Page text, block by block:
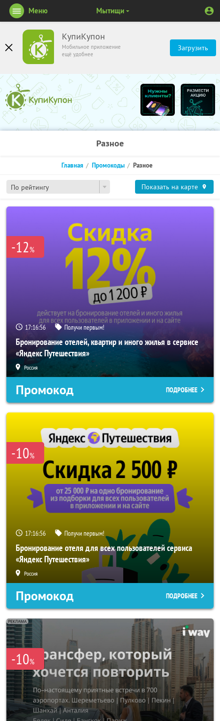
КупиКупон
Мобильное приложение
ещё удобнее
Загрузить
Меню Мытищи
Разное
По рейтингу
Главная Промокоды Разное
Показать на карте
-12%
17:16:55 Получи первым!
Бронирование отелей, квартир и иного жилья в сервисе
«Яндекс Путешествия»
Россия
Промокод ПОДРОБНЕЕ
-10%
17:16:55 Получи первым!
Бронирование отеля для всех пользователей сервиса
«Яндекс Путешествия»
Россия
Промокод ПОДРОБНЕЕ
-10%